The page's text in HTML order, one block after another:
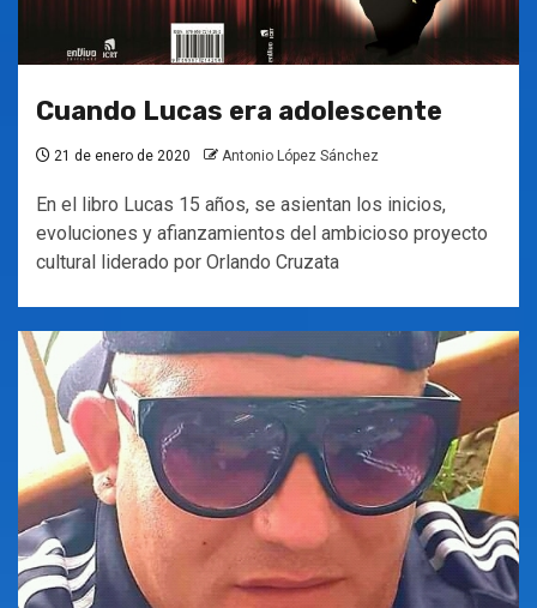
Cuando Lucas era adolescente
21 de enero de 2020 Antonio López Sánchez
En el libro Lucas 15 años, se asientan los inicios,
evoluciones y afianzamientos del ambicioso proyecto
cultural liderado por Orlando Cruzata